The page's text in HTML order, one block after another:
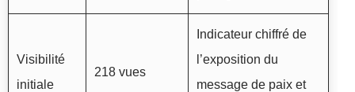
Visibilité
initiale
218 vues
Indicateur chiffré de
l’exposition du
message de paix et